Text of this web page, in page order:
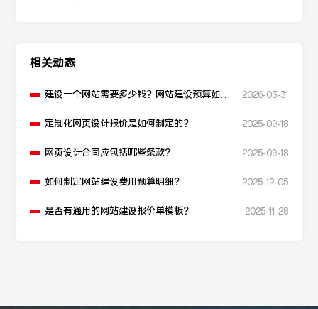
相关动态
建设一个网站需要多少钱？网站建设预算如何
2026-03-31
定制化网页设计报价是如何制定的？ 2025-09-18
网页设计合同应包括哪些条款？ 2025-09-18
如何制定网站建设费用预算明细？ 2025-12-05
是否有通用的网站建设报价单模板？ 2025-11-28